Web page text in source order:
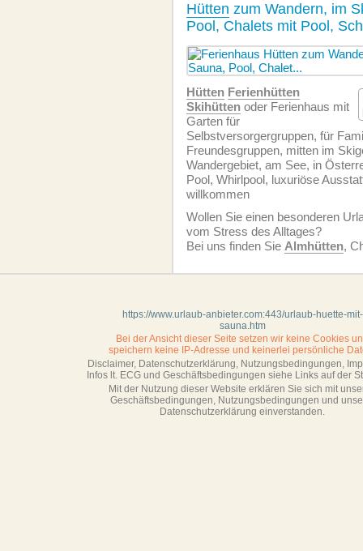
Hütten zum Wandern, im
Pool, Chalets mit Pool,
Hütten Ferienhütten
Skihütten oder Ferienhaus mit
Garten für
Selbstversorgergruppen, für
Freundesgruppen, mitten im
Wandergebiet, am See, in
Pool, Whirlpool, luxuriöse
willkommen
Wollen Sie einen besonderen
vom Stress des Alltages?
Bei uns finden Sie Almhütten,
https://www.urlaub-anbieter.com:443/urlaub-huette-mit-
sauna.htm
Bei der Ansicht dieser Seite setzen wir keine Cookies
speichern keine IP-Adresse und keinerlei persönliche
Disclaimer, Datenschutzerklärung, Nutzungsbedingungen,
Infos lt. ECG und Geschäftsbedingungen siehe Links auf der
Mit der Nutzung dieser Website erklären Sie sich mit
Geschäftsbedin­gungen, Nutzungsbedingungen und
Datenschutzerklärung einverstanden.